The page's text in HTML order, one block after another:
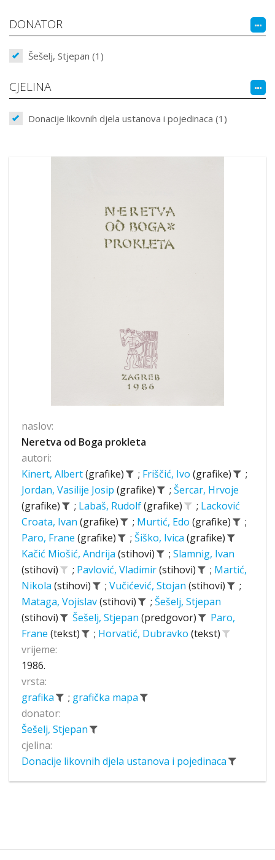
DONATOR
Šešelj, Stjepan (1)
CJELINA
Donacije likovnih djela ustanova i pojedinaca (1)
naslov:
Neretva od Boga prokleta
autori:
Kinert, Albert(grafike) ; Friščić, Ivo (grafike)
;
Jordan, Vasilije Josip (grafike) ; Šercar, Hrvoje
(grafike)
; Labaš, Rudolf(grafike) ; Lacković
Croata, Ivan (grafike) ; Murtić, Edo (grafike)
;
Paro, Frane (grafike) ; Šiško, Ivica (grafike)
Kačić Miošić, Andrija (stihovi) ; Slamnig, Ivan
(stihovi)
; Pavlović, Vladimir(stihovi) ; Martić,
Nikola (stihovi) ; Vučićević, Stojan (stihovi)
;
Mataga, Vojislav(stihovi) ; Šešelj, Stjepan
(stihovi)
Šešelj, Stjepan (predgovor)
Paro,
Frane (tekst) ; Horvatić, Dubravko (tekst)
vrijeme:
1986.
vrsta:
grafika
; grafička mapa
donator:
Šešelj, Stjepan
cjelina:
Donacije likovnih djela ustanova i pojedinaca